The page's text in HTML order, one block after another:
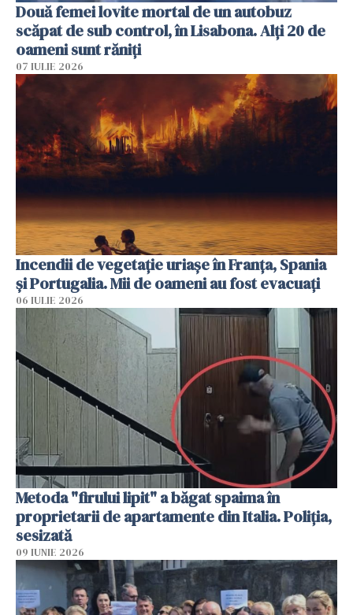
Două femei lovite mortal de un autobuz
scăpat de sub control, în Lisabona. Alți 20 de
oameni sunt răniți
07 IULIE 2026
Incendii de vegetație uriașe în Franța, Spania
și Portugalia. Mii de oameni au fost evacuați
06 IULIE 2026
Metoda "firului lipit" a băgat spaima în
proprietarii de apartamente din Italia. Poliția,
sesizată
09 IUNIE 2026